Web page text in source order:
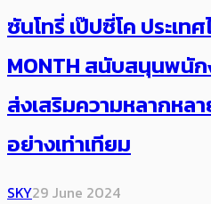
ซันโทรี่ เป๊ปซี่โค ประเท
MONTH สนับสนุนพนัก
ส่งเสริมความหลากหล
อย่างเท่าเทียม
SKY29 June 2024